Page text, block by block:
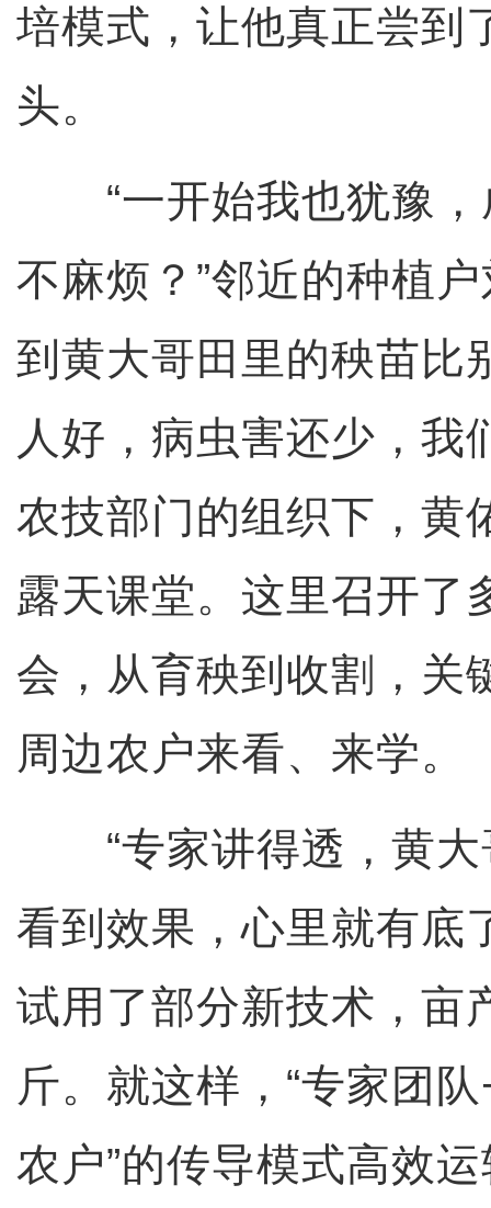
培模式，让他真正尝到
头。
“一开始我也犹豫，
不麻烦？”邻近的种植
到黄大哥田里的秧苗比
人好，病虫害还少，我
农技部门的组织下，黄
露天课堂。这里召开了
会，从育秧到收割，关
周边农户来看、来学。
“专家讲得透，黄大
看到效果，心里就有底
试用了部分新技术，亩
斤。就这样，“专家团
农户”的传导模式高效